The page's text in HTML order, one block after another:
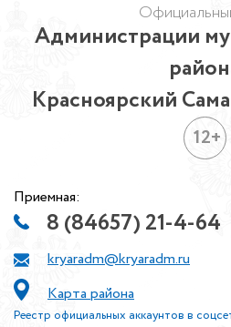
Администрации
Красноярский
12+
Приемная:
8 (84657) 21-4-64
kryaradm@kryaradm.ru
Карта района
Реестр официальных аккаунтов в